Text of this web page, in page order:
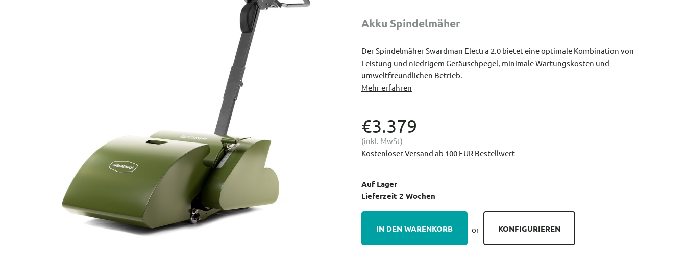
Akku Spindelmäher
Der Spindelmäher Swardman Electra 2.0 bietet eine optimale Kombination von
Leistung und niedrigem Geräuschpegel, minimale Wartungskosten und
umweltfreundlichen Betrieb.
Mehr erfahren
€3.379
(inkl. MwSt)
Kostenloser Versand ab 100 EUR Bestellwert
Auf Lager
Lieferzeit 2 Wochen
IN DEN WARENKORB or KONFIGURIEREN